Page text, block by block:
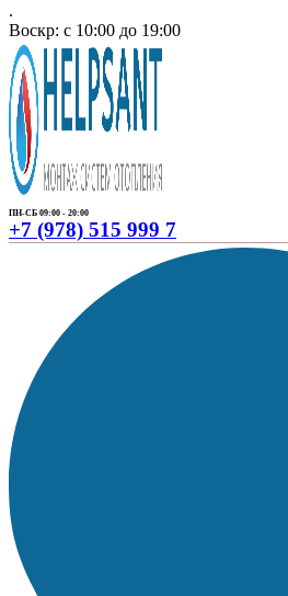
.
Воскр: с 10:00 до 19:00
ПН-СБ 09:00 - 20:00
+7 (978) 515 999 7